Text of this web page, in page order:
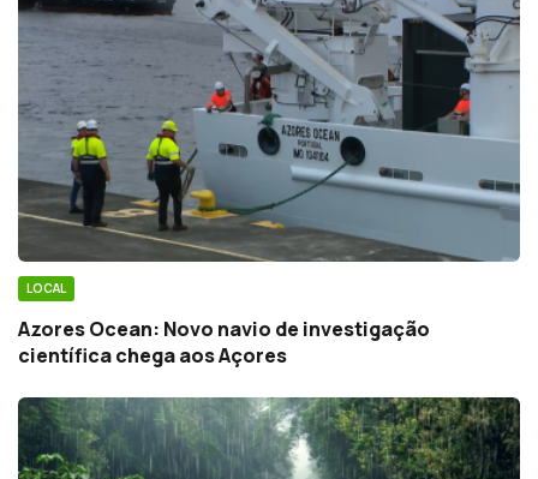
LOCAL
Azores Ocean: Novo navio de investigação
científica chega aos Açores